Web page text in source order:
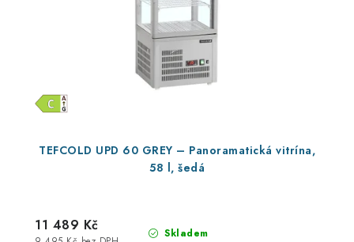
TEFCOLD UPD 60 GREY – Panoramatická vitrína,
58 l, šedá
Skladem
11 489 Kč